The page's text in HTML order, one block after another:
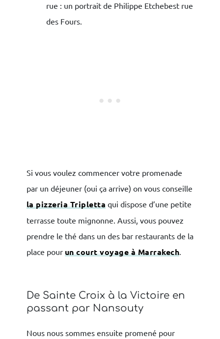
rue : un portrait de Philippe Etchebest rue
des Fours.
Si vous voulez commencer votre promenade
par un déjeuner (oui ça arrive) on vous conseille
la pizzeria Tripletta qui dispose d’une petite
terrasse toute mignonne. Aussi, vous pouvez
prendre le thé dans un des bar restaurants de la
place pour un court voyage à Marrakech.
De Sainte Croix à la Victoire en
passant par Nansouty
Nous nous sommes ensuite promené pour